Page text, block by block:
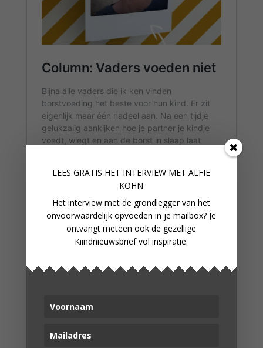
BOEKENTIPS
Aanpakken voor aanstaande vaders | David
Wat baby's nodig hebben | Melanie Visscher
LEES GRATIS HET INTERVIEW MET ALFIE
KOHN
Het interview met de grondlegger van het
onvoorwaardelijk opvoeden in je mailbox? Je
ontvangt meteen ook de gezellige
Kiindnieuwsbrief vol inspiratie.